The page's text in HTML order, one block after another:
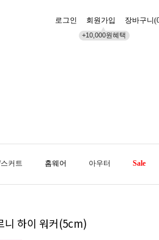
로그인 회원가입
+10,000원혜택
장바구니(
커트 홈웨어 아우터 Sale
니 하이 워커(5cm)